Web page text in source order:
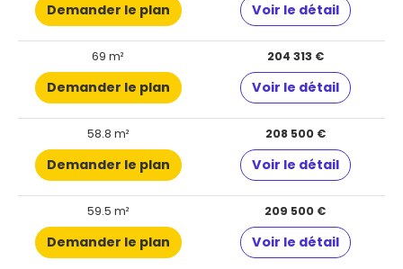
Demander le plan Voir le détail
69 m² 204 313 €
Demander le plan Voir le détail
58.8 m² 208 500 €
Demander le plan Voir le détail
59.5 m² 209 500 €
Demander le plan Voir le détail